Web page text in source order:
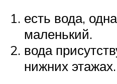
есть вода,
маленький.
вода
нижних этажах.